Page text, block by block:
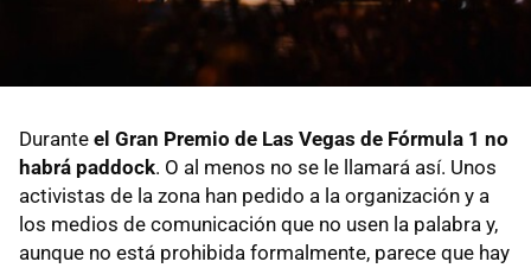
Durante el Gran Premio de Las Vegas de Fórmula 1 no
habrá paddock. O al menos no se le llamará así. Unos
activistas de la zona han pedido a la organización y a
los medios de comunicación que no usen la palabra y,
aunque no está prohibida formalmente, parece que hay